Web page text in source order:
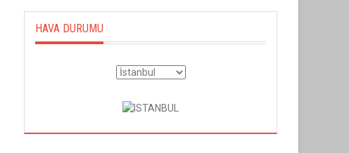
HAVA DURUMU